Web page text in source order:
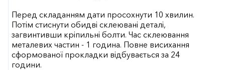
Перед складанням дати просохнути 10 хвилин.
Потім стиснути обидві склеювані деталі,
загвинтивши кріпильні болти. Час склеювання
металевих частин - 1 година. Повне висихання
сформованої прокладки відбувається за 24
години.